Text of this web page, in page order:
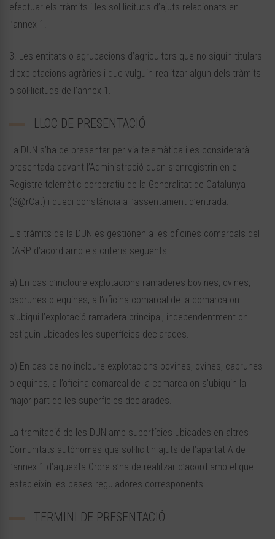
efectuar els tràmits i les sol·licituds d’ajuts relacionats en
l’annex 1.
3. Les entitats o agrupacions d’agricultors que no siguin titulars
d’explotacions agràries i que vulguin realitzar algun dels tràmits
o sol·licituds de l’annex 1.
LLOC DE PRESENTACIÓ
La DUN s’ha de presentar per via telemàtica i es considerarà
presentada davant l’Administració quan s’enregistrin en el
Registre telemàtic corporatiu de la Generalitat de Catalunya
(S@rCat) i quedi constància a l’assentament d’entrada.
Els tràmits de la DUN es gestionen a les oficines comarcals del
DARP d’acord amb els criteris següents:
a) En cas d’incloure explotacions ramaderes bovines, ovines,
cabrunes o equines, a l’oficina comarcal de la comarca on
s’ubiqui l’explotació ramadera principal, independentment on
estiguin ubicades les superfícies declarades.
b) En cas de no incloure explotacions bovines, ovines, cabrunes
o equines, a l’oficina comarcal de la comarca on s’ubiquin la
major part de les superfícies declarades.
La tramitació de les DUN amb superfícies ubicades en altres
Comunitats autònomes que sol·licitin ajuts de l’apartat A de
l’annex 1 d’aquesta Ordre s’ha de realitzar d’acord amb el que
estableixin les bases reguladores corresponents.
TERMINI DE PRESENTACIÓ